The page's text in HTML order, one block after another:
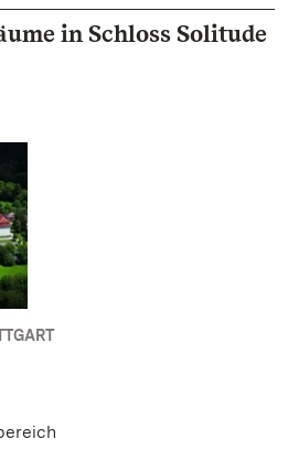
in Schloss Solitude